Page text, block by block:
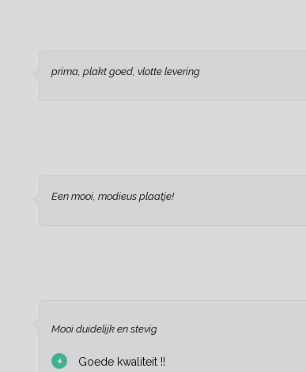
prima, plakt goed, vlotte levering
Een mooi, modieus plaatje!
Mooi duidelijk en stevig
+ Goede kwaliteit !!